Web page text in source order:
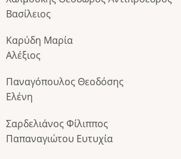
Βασίλειος
Καρύδη Μαρία
Αλέξιος
Παναγόπουλος
Ελένη
Σαρδελιάνος
Παπαναγιώτου Ευτυχία